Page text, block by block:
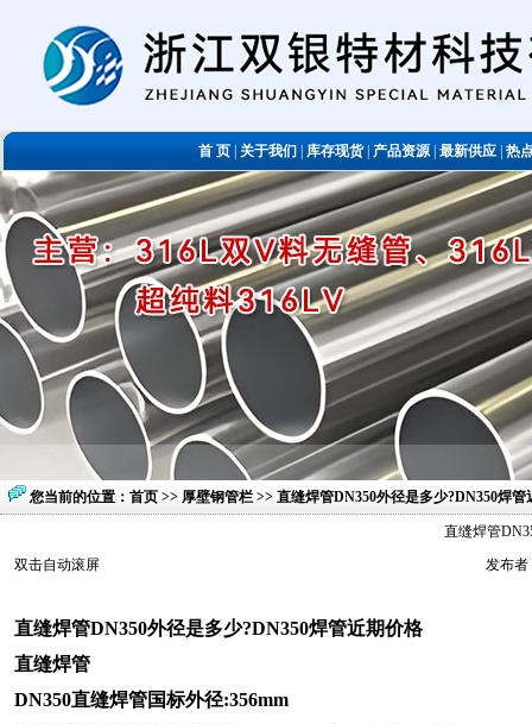
首 页关于我们库存现货|产品资源|最新供应|热
您当前的位置： 首页 >> 厚壁钢管栏 >> 直缝焊管DN350外径是多少?DN350焊管
直缝焊管
双击自动滚屏
发布者
直缝焊管DN350外径是多少?DN350焊管近期价格
直缝焊管
DN350直缝焊管国标外径:356mm